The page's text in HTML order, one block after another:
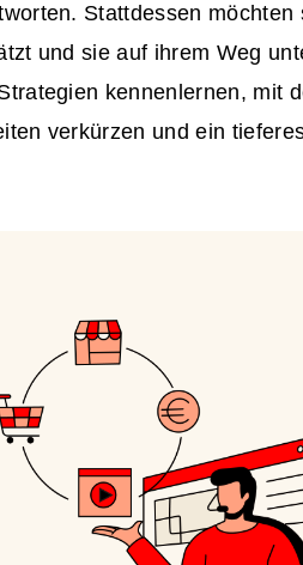
Stattdessen
und sie auf ihrem Weg
kennenlernen, mit
verkürzen und ein